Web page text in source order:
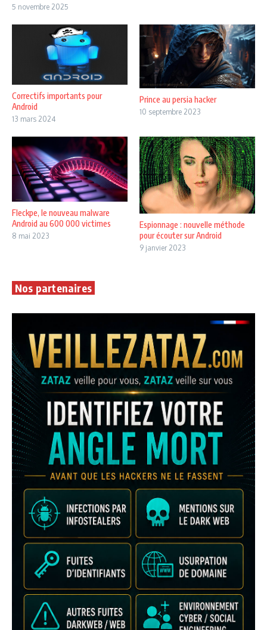
5 novembre 2025
Correctifs importants pour
Android
13 mars 2024
Prince au persia hacker
10 septembre 2023
Fleckpe, le nouveau malware
Android au 600 000 victimes
8 mai 2023
Espionnage : nouvelle méthode
pour écouter sur Android
9 janvier 2023
Nos partenaires